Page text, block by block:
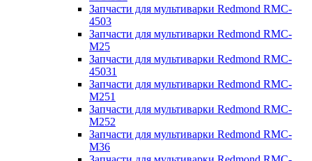
Запчасти для мультиварки Redmond RMC-
4503
Запчасти для мультиварки Redmond RMC-
M25
Запчасти для мультиварки Redmond RMC-
45031
Запчасти для мультиварки Redmond RMC-
M251
Запчасти для мультиварки Redmond RMC-
M252
Запчасти для мультиварки Redmond RMC-
M36